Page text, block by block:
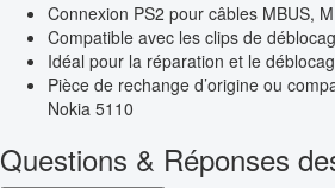
Connexion PS2 pour câbles MBUS,
Compatible avec les clips de
Idéal pour la réparation et le
Pièce de rechange d’origine ou
Nokia 5110
Questions & Réponses